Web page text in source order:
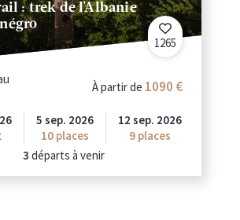
: trek de l'Albanie
1265
À partir de 1090 €
5 sep. 2026
10places
12 sep. 2026
9places
3 départs à venir